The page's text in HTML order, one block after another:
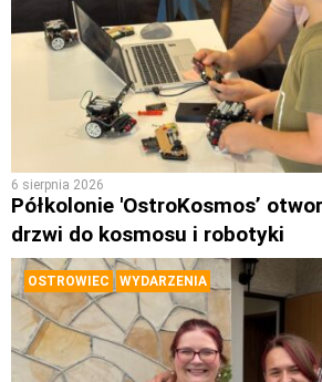
6 sierpnia 2026
Półkolonie 'OstroKosmos’
drzwi do kosmosu i robotyki
OSTROWIEC WYDARZENIA